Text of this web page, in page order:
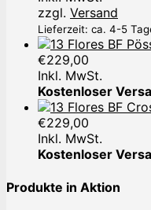
zzgl. Versand
Lieferzeit: ca. 4-5
€229,00
Inkl. MwSt.
Kostenloser
€229,00
Inkl. MwSt.
Kostenloser
Produkte in Aktion